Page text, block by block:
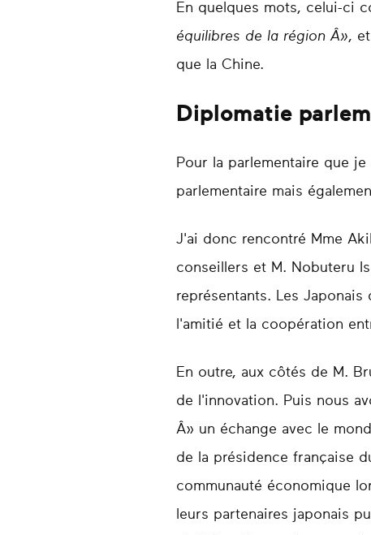
En quelques mots, celui-ci
équilibres de la région Â»,
que la Chine.
Diplomatie
Pour la parlementaire que
parlementaire mais
J'ai donc rencontré Mme
conseillers et M. Nobuteru
représentants. Les
l'amitié et la coopération
En outre, aux côtés de M.
de l'innovation. Puis nous
Â» un échange avec le
de la présidence française
communauté économique
leurs partenaires japonais